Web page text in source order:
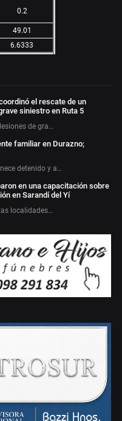
0.2
49.01
6.6333
el rescate de un
siniestro en Ruta 5
de gra…
familiar en Durazno;
detenido y a…
en una capacitación sobre
en Sarandí del Yí
localidades…